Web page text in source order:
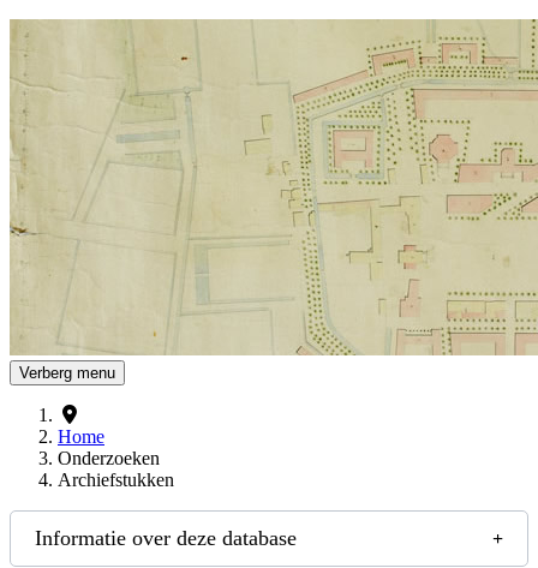
Drents Archief
Verberg menu
Home
Onderzoeken
Archiefstukken
Informatie over deze database